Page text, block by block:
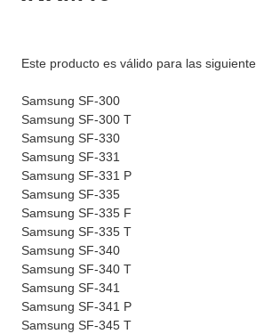
Este producto es válido para las
Samsung SF-300
Samsung SF-300 T
Samsung SF-330
Samsung SF-331
Samsung SF-331 P
Samsung SF-335
Samsung SF-335 F
Samsung SF-335 T
Samsung SF-340
Samsung SF-340 T
Samsung SF-341
Samsung SF-341 P
Samsung SF-345 T